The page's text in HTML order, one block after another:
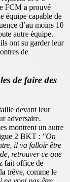
FCM a prouvé
équipe capable de
d’au moins 10
autre équipe.
ont su garder leur
de
de faire des
devant leur
adversaire.
montrent un autre
2 BKT : "On
il va falloir être
retrouver ce que
fait office de
trêve, comme le